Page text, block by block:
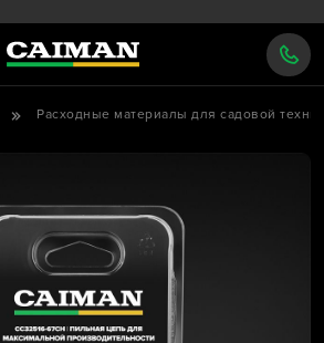
Расходные материалы для садовой